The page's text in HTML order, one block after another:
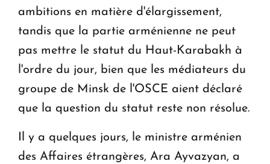
ambitions en matière d'élargissement,
tandis que la partie arménienne ne peut
pas mettre le statut du Haut-Karabakh à
l'ordre du jour, bien que les médiateurs du
groupe de Minsk de l'OSCE aient déclaré
que la question du statut reste non résolue.
Il y a quelques jours, le ministre arménien
des Affaires étrangères, Ara Ayvazyan, a